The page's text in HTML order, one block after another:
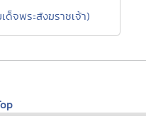
ด็จพระสังฆราชเจ้า)